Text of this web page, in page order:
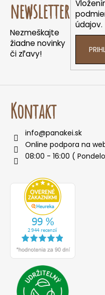
newsletter
Nezmeškajte
žiadne novinky
či zľavy!
údajov.
Kontakt
info@panakei.sk
Online podpora na
08:00 - 16:00 (